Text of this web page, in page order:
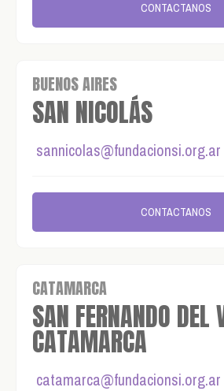
CONTACTANOS
BUENOS AIRES
SAN NICOLÁS
sannicolas@fundacionsi.org.ar
CONTACTANOS
CATAMARCA
SAN FERNANDO DEL
CATAMARCA
catamarca@fundacionsi.org.ar